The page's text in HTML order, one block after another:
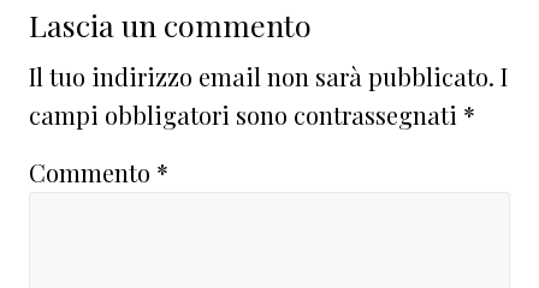
Lascia un commento
Il tuo indirizzo email non sarà pubblicato. I
campi obbligatori sono contrassegnati *
Commento *